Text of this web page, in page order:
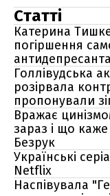
Статті
Катерина
погіршення
Голлівудська
розірвала
пропонували
Вражає
зараз і що
Безрук
Українські
Netflix
Наспівувала